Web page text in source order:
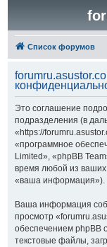
Список форумов
Это соглашение
подразделения (в
«https://
«программное
Limited», «phpBB
время любой из ваших
«ваша информация»).
Ваша информация
просмотр
обеспечением phpBB
текстовые файлы,